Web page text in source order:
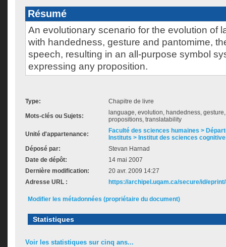
Résumé
An evolutionary scenario for the evolution of
with handedness, gesture and pantomime,
speech, resulting in an all-purpose symbol
expressing any proposition.
Type: Chapitre de livre
Mots-clés ou Sujets:
language, evolution, handedness,
propositions, translatability
Unité d'appartenance:
Faculté des sciences humaines >
Instituts > Institut des sciences
Déposé par:
Stevan Harnad
Date de dépôt:
14 mai 2007
Dernière modification:
20 avr. 2009 14:27
Adresse URL :
https://archipel.uqam.ca/secure/id/
Modifier les métadonnées (propriétaire du document)
Statistiques
Voir les statistiques sur cinq ans...